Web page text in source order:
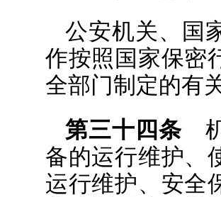
公安机关、国
作按照国家保密
全部门制定的有
第三十四条机
备的运行维护、
运行维护、安全